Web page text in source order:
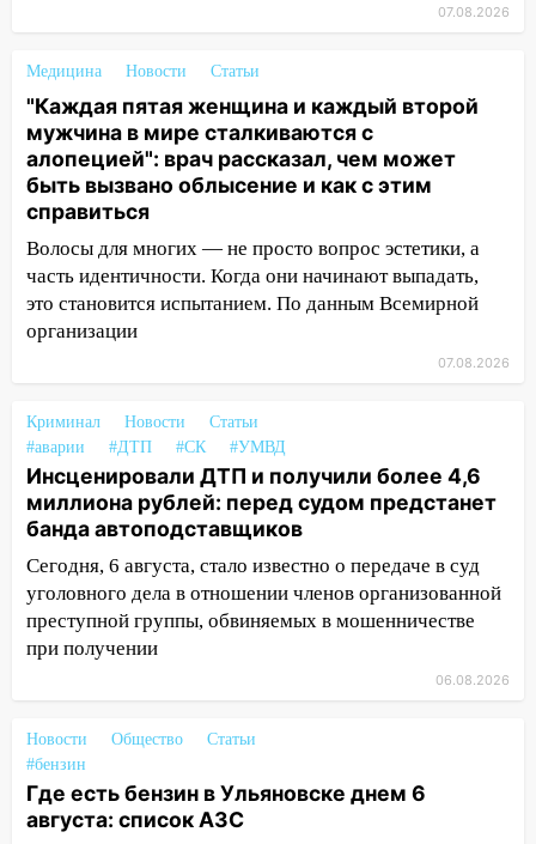
11:38
В Ленинском районе пожар
полностью уничтожил дачный дом и
сарай
11:38 В Госдуме предложили отменить
ЕГЭ с 2027 года
11:25 В Ульяновске ИИ будет выявлять
нарушителей на контейнерных
площадках
11:20 Ульяновская шахматистка
11:16
В Ульяновске открыли памятную
доску декабристу Кондратию Рылееву
10:40 В Ульяновске спасатели ночью
нашли потерявшегося в заброшенных
садах 79-летнего мужчину
10:26 На нескольких улицах Ульяновска
временно отключили холодную воду
В Ульяновске двоих участников
отправили в колонию на 7 и 8 лет
09:52
соседними Татарстаном и Саратовской
областью
07.08.2026
Медицина Новости Статьи
"Каждая пятая женщина и каждый второй
мужчина в мире сталкиваются с
алопецией": врач рассказал, чем может
быть вызвано облысение и как с этим
справиться
Волосы для многих — не просто вопрос эстетики, а
часть идентичности. Когда они начинают выпадать,
это становится испытанием. По данным Всемирной
организации
07.08.2026
Криминал Новости
Статьи
#аварии
#ДТП #СК #УМВД
Инсценировали ДТП и получили более 4,6
миллиона рублей: перед судом предстанет
банда автоподставщиков
Сегодня, 6 августа, стало известно о передаче в суд
уголовного дела в отношении членов организованной
преступной группы, обвиняемых в мошенничестве
при получении
06.08.2026
Новости Общество
Статьи
#бензин
Где есть бензин в Ульяновске днем 6
августа: список АЗС